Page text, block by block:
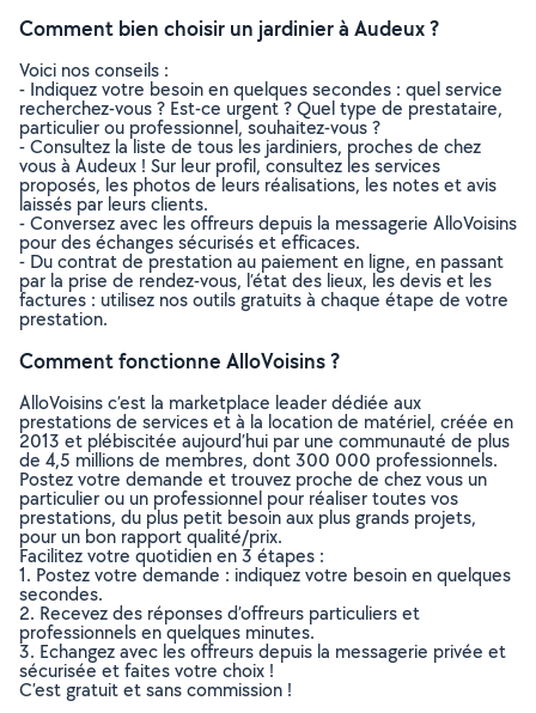
Comment bien choisir un jardinier à Audeux ?
Voici nos conseils :
- Indiquez votre besoin en quelques secondes : quel service
recherchez-vous ? Est-ce urgent ? Quel type de prestataire,
particulier ou professionnel, souhaitez-vous ?
- Consultez la liste de tous les jardiniers, proches de chez
vous à Audeux ! Sur leur profil, consultez les services
proposés, les photos de leurs réalisations, les notes et avis
laissés par leurs clients.
- Conversez avec les offreurs depuis la messagerie AlloVoisins
pour des échanges sécurisés et efficaces.
- Du contrat de prestation au paiement en ligne, en passant
par la prise de rendez-vous, l’état des lieux, les devis et les
factures : utilisez nos outils gratuits à chaque étape de votre
prestation.
Comment fonctionne AlloVoisins ?
AlloVoisins c’est la marketplace leader dédiée aux
prestations de services et à la location de matériel, créée en
2013 et plébiscitée aujourd’hui par une communauté de plus
de 4,5 millions de membres, dont 300 000 professionnels.
Postez votre demande et trouvez proche de chez vous un
particulier ou un professionnel pour réaliser toutes vos
prestations, du plus petit besoin aux plus grands projets,
pour un bon rapport qualité/prix.
Facilitez votre quotidien en 3 étapes :
1. Postez votre demande : indiquez votre besoin en quelques
secondes.
2. Recevez des réponses d’offreurs particuliers et
professionnels en quelques minutes.
3. Echangez avec les offreurs depuis la messagerie privée et
sécurisée et faites votre choix !
C’est gratuit et sans commission !